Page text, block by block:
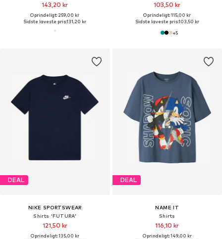
143,20 kr
Oprindeligt: 259,00 kr
Sidste laveste pris:131,20 kr
103,50 kr
Oprindeligt: 115,00 kr
Sidste laveste pris:103,50 kr
+5
DEAL
NIKE SPORTSWEAR
Shirts 'FUTURA'
121,50 kr
Oprindeligt: 135,00 kr
DEAL
NAME IT
Shirts
116,10 kr
Oprindeligt: 149,00 kr